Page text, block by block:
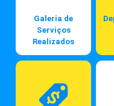
Galeria de
Serviços
Realizados